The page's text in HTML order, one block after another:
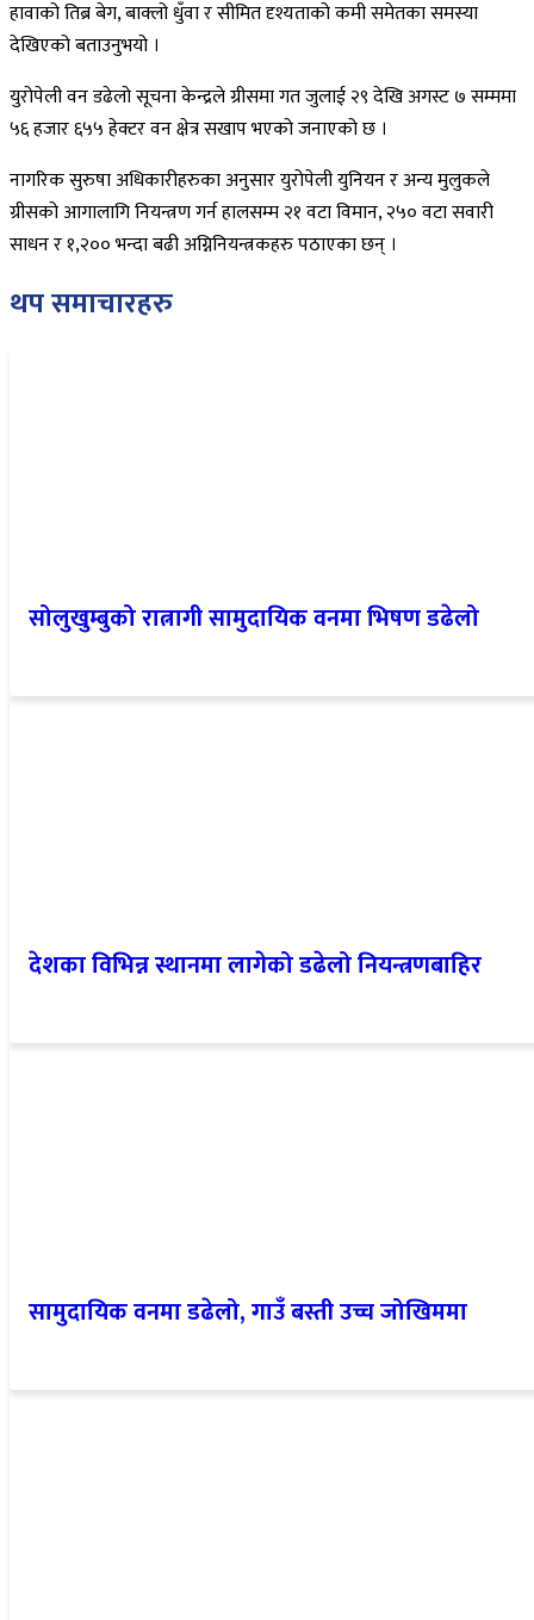
हावाको तिब्र बेग, बाक्लो धुँवा र सीमित दृश्यताको कमी समेतका समस्या
देखिएको बताउनुभयो ।
युरोपेली वन डढेलो सूचना केन्द्रले ग्रीसमा गत जुलाई २९ देखि अगस्ट ७ सम्ममा
५६ हजार ६५५ हेक्टर वन क्षेत्र सखाप भएको जनाएको छ ।
नागरिक सुरुषा अधिकारीहरुका अनुसार युरोपेली युनियन र अन्य मुलुकले
ग्रीसको आगालागि नियन्त्रण गर्न हालसम्म २१ वटा विमान, २५० वटा सवारी
साधन र १,२०० भन्दा बढी अग्निनियन्त्रकहरु पठाएका छन् ।
थप समाचारहरु
सोलुखुम्बुको रात्नागी सामुदायिक वनमा भिषण डढेलो
देशका विभिन्न स्थानमा लागेको डढेलो नियन्त्रणबाहिर
सामुदायिक वनमा डढेलो, गाउँ बस्ती उच्च जोखिममा